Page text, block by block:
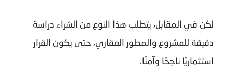
لكن في المقابل، يتطلب هذا النوع من الشراء دراسة
دقيقة للمشروع والمطور العقاري، حتى يكون القرار
استثماريًا ناجحًا وآمنًا.